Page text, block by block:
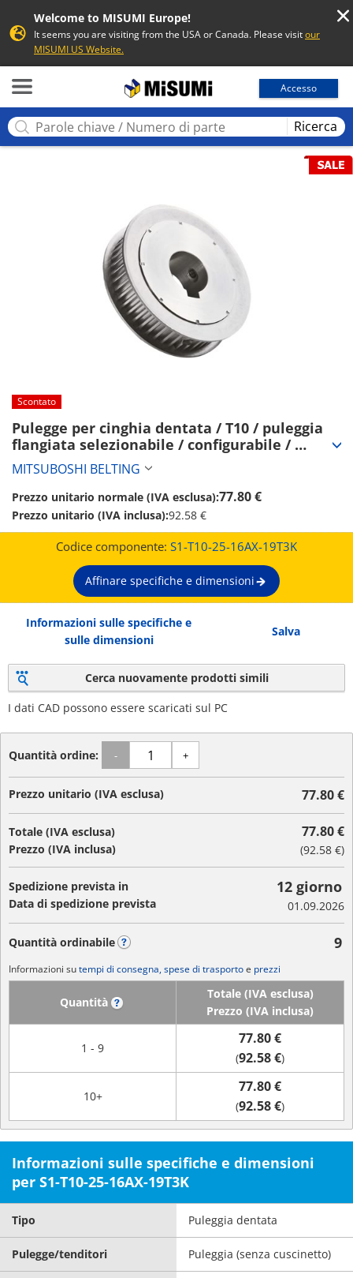
Welcome to MISUMI Europe!
It seems you are visiting from the USA or Canada. Please visitour
MISUMI US Website.
Accesso
Ricerca
Scontato
Pulegge per cinghia dentata / T10 / puleggia
flangiata selezionabile / configurabile /
acciaio / brunito, nichelatura chimica / T10-25
(S1-T10-25-16AX-19T3K)
MITSUBOSHI BELTING
Prezzo unitario normale (IVA esclusa):77.80 €
Prezzo unitario (IVA inclusa):92.58 €
Codice componente: S1-T10-25-16AX-19T3K
Affinare specifiche e dimensioni
Informazioni sulle specifiche e
sulle dimensioni
Salva
Cerca nuovamente prodotti simili
I dati CAD possono essere scaricati sul PC
Quantità ordine: - +
Prezzo unitario (IVA esclusa) 77.80 €
Totale (IVA esclusa)
Prezzo (IVA inclusa)
77.80 €
(92.58 €)
Spedizione prevista in
Data di spedizione prevista
12 giorno
01.09.2026
Quantità ordinabile 9
Informazioni sutempi di consegna, spese di trasportoe prezzi
Quantità
Totale (IVA esclusa)
Prezzo (IVA inclusa)
1 - 9
77.80 €
(92.58 €)
10+
77.80 €
(92.58 €)
Informazioni sulle specifiche e dimensioni
per S1-T10-25-16AX-19T3K
Tipo Puleggia dentata
Pulegge/tenditori Puleggia (senza cuscinetto)